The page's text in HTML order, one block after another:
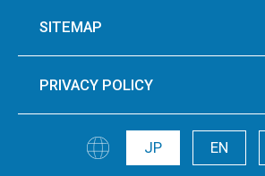
SITEMAP
PRIVACY POLICY
JP EN